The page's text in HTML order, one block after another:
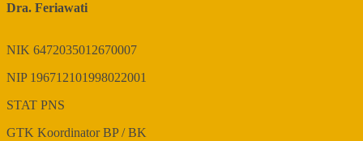
Dra. Feriawati
NIK 6472035012670007
NIP 196712101998022001
STAT PNS
GTK Koordinator BP / BK